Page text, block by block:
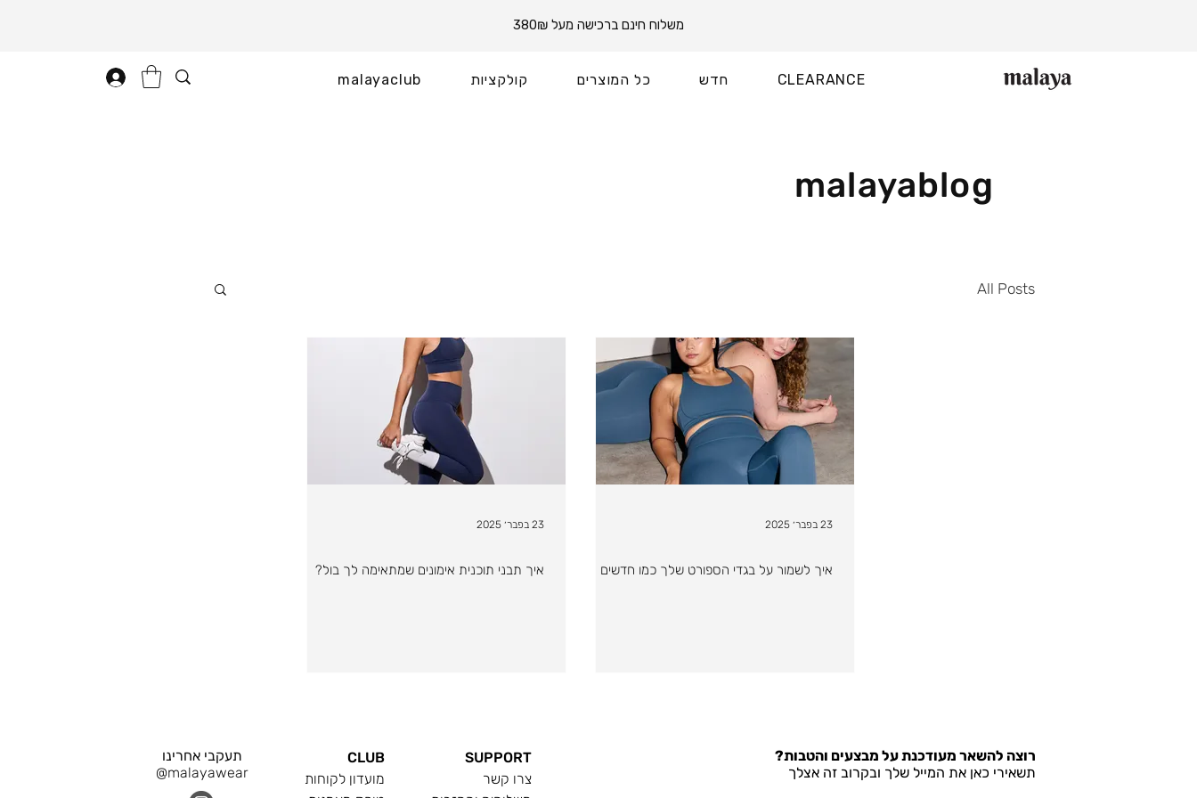
משלוח חינם ברכישה מעל 380₪
CLEARANCE חדש כל המוצרים קולקציות malayaclub
malayablog
All Posts
23 בפבר׳ 2025
איך לשמור על בגדי הספורט שלך כמו חדשים
23 בפבר׳ 2025
איך תבני תוכנית אימונים שמתאימה לך בול?
תעקבי אחרינו
@malayawear
CLUB
מועדון לקוחות
SUPPORT
צרו קשר
רוצה להשאר מעודכנת על מבצעים והטבות?
תשאירי כאן את המייל שלך ובקרוב זה אצלך